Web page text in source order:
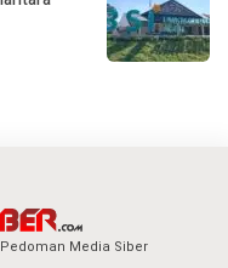
Pedoman Media Siber